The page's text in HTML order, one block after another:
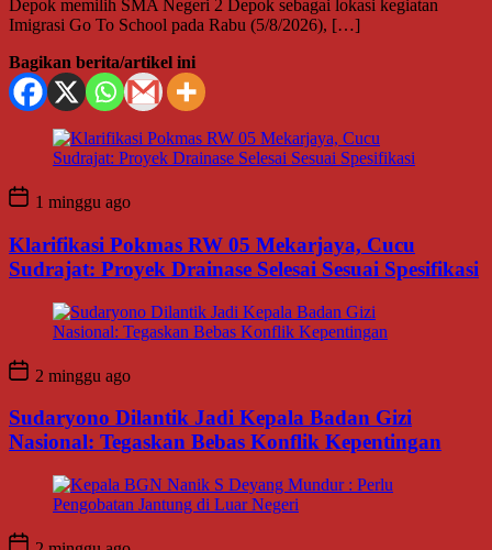
Depok memilih SMA Negeri 2 Depok sebagai lokasi kegiatan
Imigrasi Go To School pada Rabu (5/8/2026), […]
Bagikan berita/artikel ini
1 minggu ago
Klarifikasi Pokmas RW 05 Mekarjaya, Cucu
Sudrajat: Proyek Drainase Selesai Sesuai Spesifikasi
2 minggu ago
Sudaryono Dilantik Jadi Kepala Badan Gizi
Nasional: Tegaskan Bebas Konflik Kepentingan